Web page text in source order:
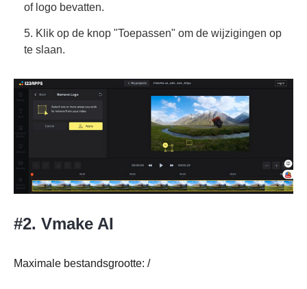
of logo bevatten.
5. Klik op de knop "Toepassen" om de wijzigingen op
te slaan.
#2. Vmake AI
Maximale bestandsgrootte: /